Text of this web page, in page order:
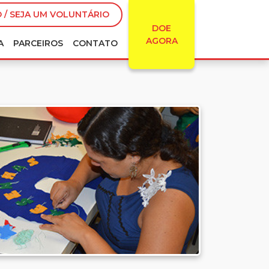
/ SEJA UM VOLUNTÁRIO
DOE
AGORA
PARCEIROS CONTATO